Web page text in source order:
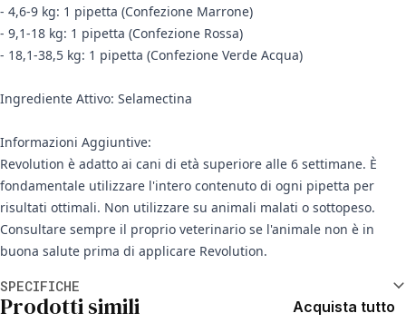
- 4,6-9 kg: 1 pipetta (Confezione Marrone)
- 9,1-18 kg: 1 pipetta (Confezione Rossa)
- 18,1-38,5 kg: 1 pipetta (Confezione Verde Acqua)
Ingrediente Attivo: Selamectina
Informazioni Aggiuntive:
Revolution è adatto ai cani di età superiore alle 6 settimane. È
fondamentale utilizzare l'intero contenuto di ogni pipetta per
risultati ottimali. Non utilizzare su animali malati o sottopeso.
Consultare sempre il proprio veterinario se l'animale non è in
buona salute prima di applicare Revolution.
SPECIFICHE
Prodotti simili Acquista tutto